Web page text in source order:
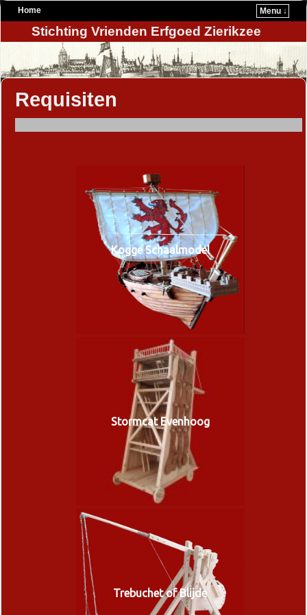
Home Menu ↓
Stichting Vrienden Erfgoed Zierikzee
Requisiten
Kogge Schaalmodel
Stormcat Evenhoog
Trebuchet of Blijde